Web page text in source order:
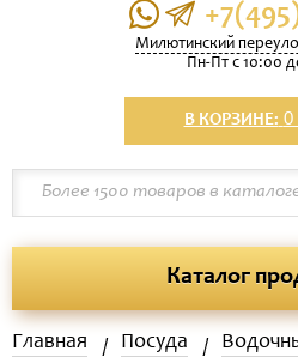
Милютинский
Пн-Пт с 10:00
В КОРЗИНЕ: 0
Каталог
Главная Посуда